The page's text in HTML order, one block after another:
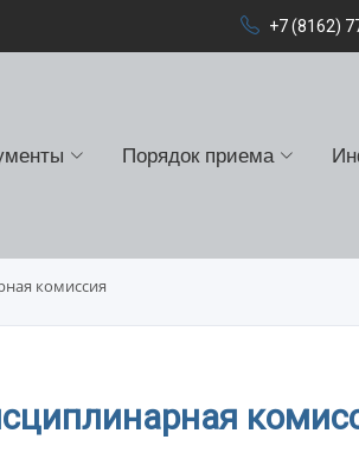
+7 (8162)
Порядок приема
комиссия